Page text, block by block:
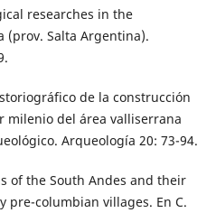
researches in the
(prov. Salta Argentina).
de la construcción
milenio del área valliserrana
Arqueología 20: 73-94.
of the South Andes and their
pre-columbian villages. En C.